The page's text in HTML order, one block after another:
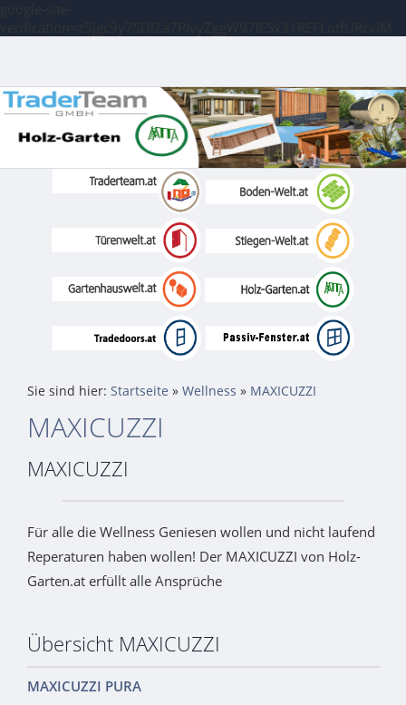
Sie sind hier: Startseite » Wellness » MAXICUZZI
MAXICUZZI
MAXICUZZI
Für alle die Wellness Geniesen wollen und nicht laufend
Reperaturen haben wollen! Der MAXICUZZI von Holz-
Garten.at erfüllt alle Ansprüche
Übersicht MAXICUZZI
MAXICUZZI PURA